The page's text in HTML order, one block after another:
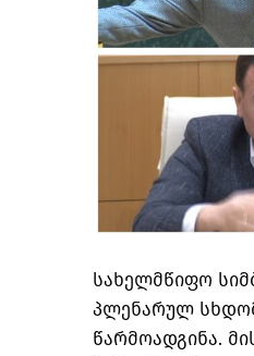
სახელმწიფო
პლენარულ
წარმოადგინა.